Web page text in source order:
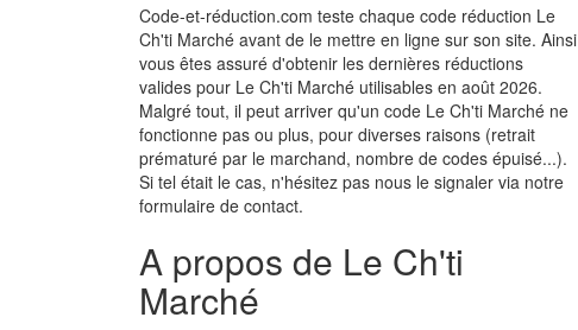
Code-et-réduction.com teste chaque code réduction Le
Ch'ti Marché avant de le mettre en ligne sur son site. Ainsi
vous êtes assuré d'obtenir les dernières réductions
valides pour Le Ch'ti Marché utilisables en août 2026.
Malgré tout, il peut arriver qu'un code Le Ch'ti Marché ne
fonctionne pas ou plus, pour diverses raisons (retrait
prématuré par le marchand, nombre de codes épuisé...).
Si tel était le cas, n'hésitez pas nous le signaler via notre
formulaire de contact.
A propos de Le Ch'ti
Marché